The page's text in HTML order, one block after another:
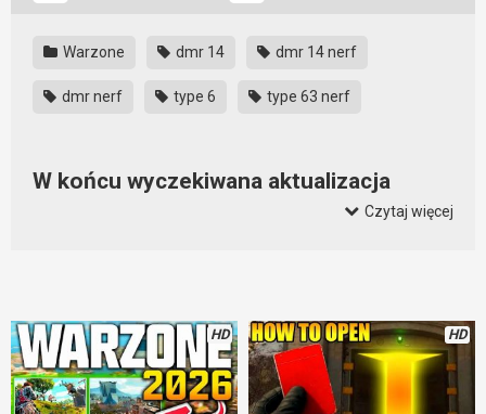
Warzone dmr 14 dmr 14 nerf
dmr nerf type 6 type 63 nerf
W końcu wyczekiwana aktualizacja
Diamatti
Type 63
Naprawiono wkurzający glitch z nieskończonymi
Czytaj więcej
HD HD